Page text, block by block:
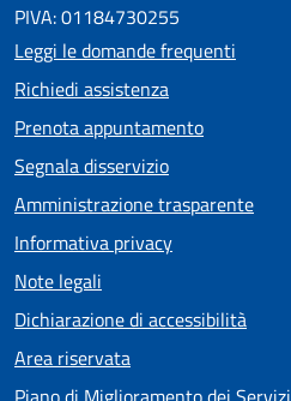
PIVA: 01184730255
Leggi le domande frequenti
Richiedi assistenza
Prenota appuntamento
Segnala disservizio
Amministrazione trasparente
Informativa privacy
Note legali
Dichiarazione di accessibilità
Area riservata